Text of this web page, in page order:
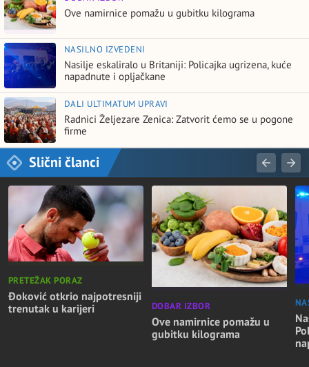
Ove namirnice pomažu u gubitku kilograma
NASILNO IZVEDENI
Nasilje eskaliralo u Britaniji: Policajka ugrizena, kuće
napadnute i opljačkane
DALI ULTIMATUM UPRAVI
Radnici Željezare Zenica: Zatvorit ćemo se u pogone
firme
Slični članci
PRETEŽAK PORAZ
Đoković otkrio najpotresniji
trenutak u karijeri
DOBAR IZBOR
Ove namirnice pomažu u
gubitku kilograma